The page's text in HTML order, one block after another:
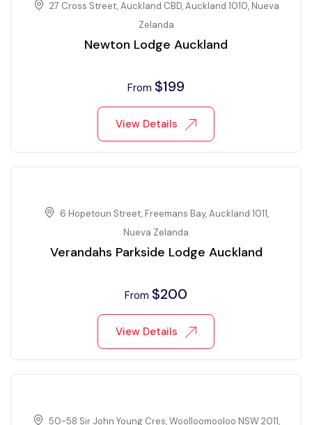
27 Cross Street, Auckland CBD, Auckland 1010, Nueva
Zelanda
Newton Lodge Auckland
From $199
View Details
6 Hopetoun Street, Freemans Bay, Auckland 1011,
Nueva Zelanda
Verandahs Parkside Lodge Auckland
From $200
View Details
50-58 Sir John Young Cres, Woolloomooloo NSW 2011,